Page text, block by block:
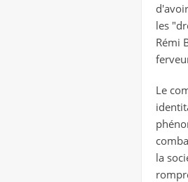
les
Rémi
Le
la